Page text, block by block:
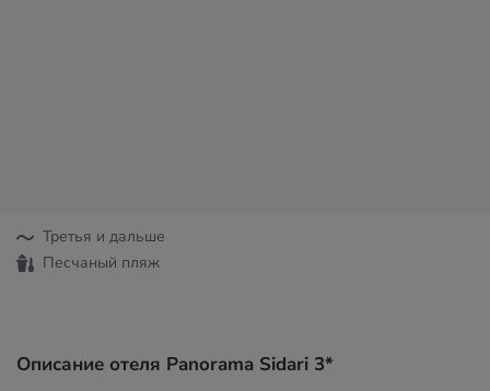
Третья и дальше
Песчаный пляж
Описание отеля Panorama Sidari 3*